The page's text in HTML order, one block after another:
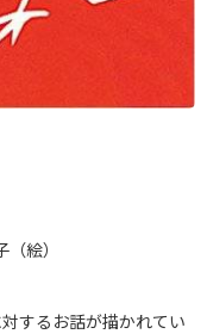
絵）
するお話が描かれてい